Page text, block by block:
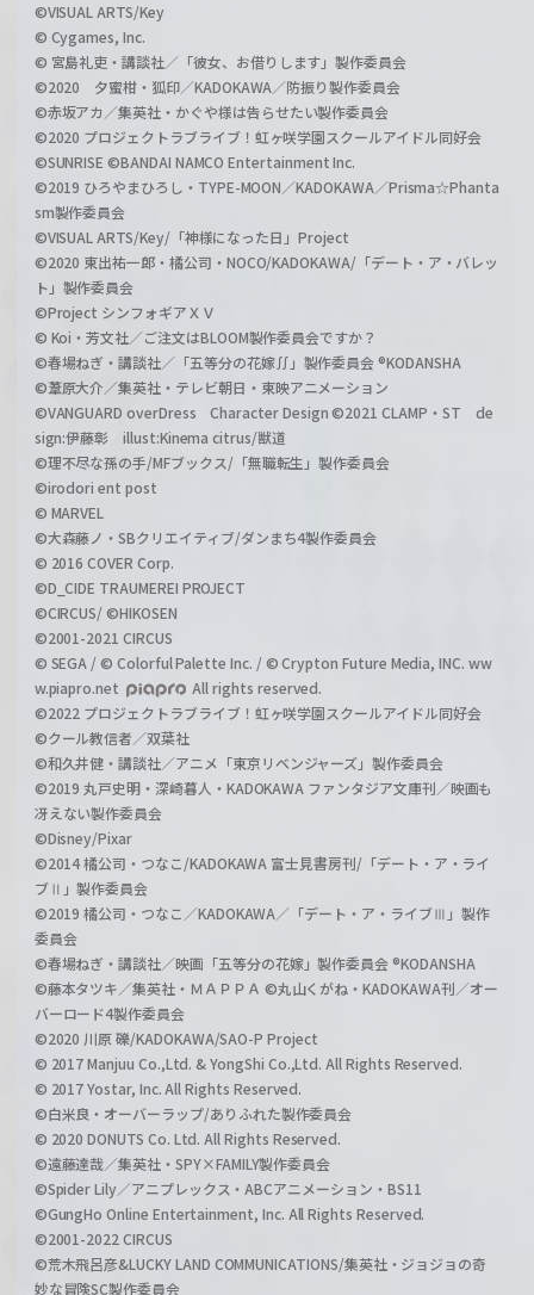
©VISUAL ARTS/Key
© Cygames, Inc.
© 宮島礼吏・講談社／「彼女、お借りします」製作委員会
©2020 夕蜜柑・狐印／KADOKAWA／防振り製作委員会
©赤坂アカ／集英社・かぐや様は告らせたい製作委員会
©2020 プロジェクトラブライブ！虹ヶ咲学園スクールアイドル同好会
©SUNRISE ©BANDAI NAMCO Entertainment Inc.
©2019 ひろやまひろし・TYPE-MOON／KADOKAWA／Prisma☆Phanta
sm製作委員会
©VISUAL ARTS/Key/「神様になった日」Project
©2020 東出祐一郎・橘公司・NOCO/KADOKAWA/「デート・ア・バレッ
ト」製作委員会
©Project シンフォギアＸＶ
© Koi・芳文社／ご注文はBLOOM製作委員会ですか？
©春場ねぎ・講談社／「五等分の花嫁∬」製作委員会 ®KODANSHA
©葦原大介／集英社・テレビ朝日・東映アニメーション
©VANGUARD overDress Character Design ©2021 CLAMP・ST de
sign:伊藤彰 illust:Kinema citrus/獣道
©理不尽な孫の手/MFブックス/「無職転生」製作委員会
©irodori ent post
© MARVEL
©大森藤ノ・SBクリエイティブ/ダンまち4製作委員会
© 2016 COVER Corp.
©D_CIDE TRAUMEREI PROJECT
©CIRCUS/ ©HIKOSEN
©2001-2021 CIRCUS
© SEGA / © Colorful Palette Inc. / © Crypton Future Media, INC. ww
w.piapro.net
All rights reserved.
©2022 プロジェクトラブライブ！虹ヶ咲学園スクールアイドル同好会
©クール教信者／双葉社
©和久井健・講談社／アニメ「東京リベンジャーズ」製作委員会
©2019 丸戸史明・深崎暮人・KADOKAWA ファンタジア文庫刊／映画も
冴えない製作委員会
©Disney/Pixar
©2014 橘公司・つなこ/KADOKAWA 富士見書房刊/「デート・ア・ライ
ブⅡ」製作委員会
©2019 橘公司・つなこ／KADOKAWA／「デート・ア・ライブⅢ」製作
委員会
©春場ねぎ・講談社／映画「五等分の花嫁」製作委員会 ®KODANSHA
©藤本タツキ／集英社・ＭＡＰＰＡ ©丸山くがね・KADOKAWA刊／オー
バーロード4製作委員会
©2020 川原 礫/KADOKAWA/SAO-P Project
© 2017 Manjuu Co.,Ltd. & YongShi Co.,Ltd. All Rights Reserved.
© 2017 Yostar, Inc. All Rights Reserved.
©白米良・オーバーラップ/ありふれた製作委員会
© 2020 DONUTS Co. Ltd. All Rights Reserved.
©遠藤達哉／集英社・SPY×FAMILY製作委員会
©Spider Lily／アニプレックス・ABCアニメーション・BS11
©GungHo Online Entertainment, Inc. All Rights Reserved.
©2001-2022 CIRCUS
©荒木飛呂彦&LUCKY LAND COMMUNICATIONS/集英社・ジョジョの奇
妙な冒険SC製作委員会